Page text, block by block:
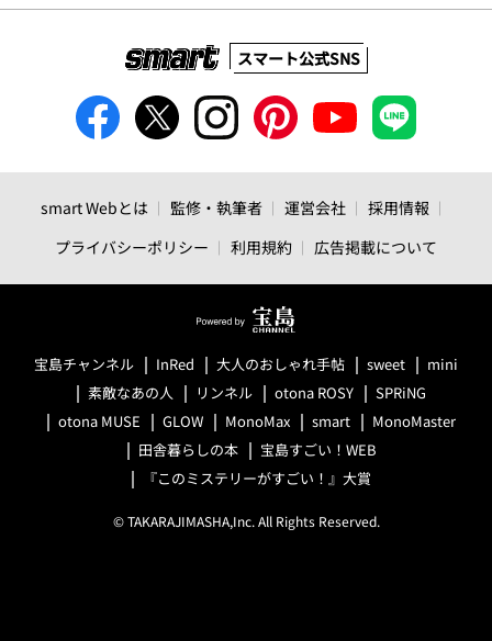
スマート公式SNS
smart Webとは 監修・執筆者 運営会社
採用情報
プライバシーポリシー
利用規約 広告掲載について
宝島チャンネル InRed 大人のおしゃれ手帖 sweet
mini
素敵なあの人
リンネル otona ROSY
SPRiNG
otona MUSE
GLOW MonoMax smart
MonoMaster
田舎暮らしの本
宝島すごい！WEB
『このミステリーがすごい！』大賞
© TAKARAJIMASHA,Inc. All Rights Reserved.